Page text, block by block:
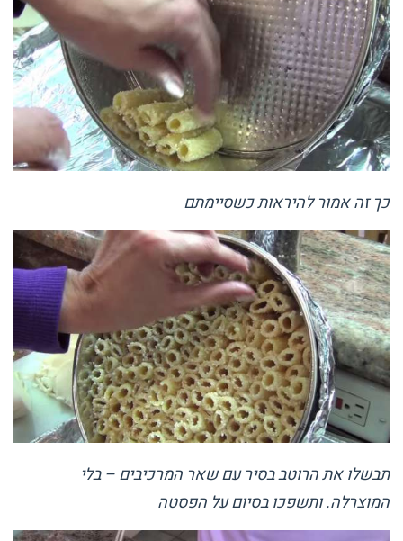
כך זה אמור להיראות כשסיימתם
תבשלו את הרוטב בסיר עם שאר המרכיבים – בלי
המוצרלה. ותשפכו בסיום על הפסטה